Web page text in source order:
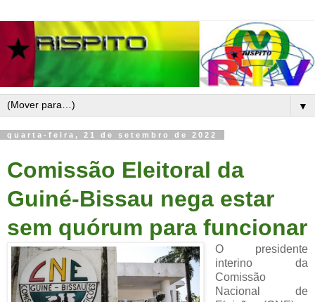
▼
quarta-feira, 21 de setembro de 2022
Comissão Eleitoral da
Guiné-Bissau nega estar
sem quórum para funcionar
O presidente
interino da
Comissão
Nacional de